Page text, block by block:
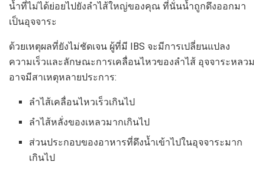
น้ำที่ไม่ได้ย่อยไปยังลำไส้ใหญ่ของคุณ ที่นั่นน้ำถูกดึงออกมา
เป็นอุจจาระ
ด้วยเหตุผลที่ยังไม่ชัดเจน ผู้ที่มี IBS จะมีการเปลี่ยนแปลง
ความเร็วและลักษณะการเคลื่อนไหวของลำไส้ อุจจาระหลวม
อาจมีสาเหตุหลายประการ:
ลำไส้เคลื่อนไหวเร็วเกินไป
ลำไส้หลั่งของเหลวมากเกินไป
ส่วนประกอบของอาหารที่ดึงน้ำเข้าไปในอุจจาระมาก
เกินไป